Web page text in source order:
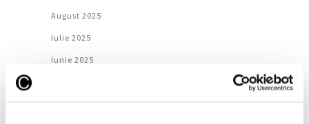
August 2025
Iulie 2025
Iunie 2025